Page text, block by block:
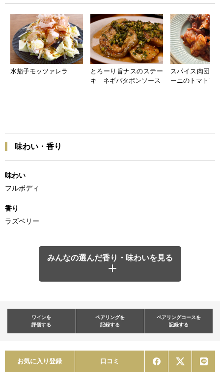
水茄子モッツァレラ
とろーり旨ナスのステー
キ ネギバタポンソース
スパイス肉団子
ーニのトマトソ
味わい・香り
味わい
フルボディ
香り
ラズベリー
みんなの選んだ香り・味わいを見る
ワインを
評価する
ペアリングを
記録する
ペアリングコースを
記録する
お気に入り登録 口コミ